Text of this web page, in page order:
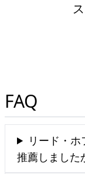
FAQ
リード・
推薦しました